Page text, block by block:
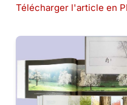
Télécharger l'article en